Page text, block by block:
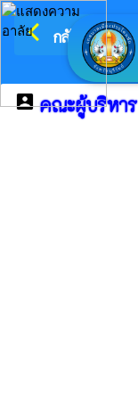
arrow_back_ios กลับเมนูหลัก
account_boxคณะผู้บริหาร